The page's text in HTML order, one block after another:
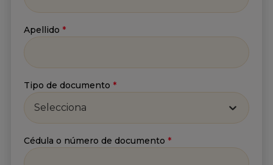
Apellido *
Correo *
informaciónyAviso de privacidad
Apellido *
Tipo de documento *
Selecciona
Cédula o número de documento *